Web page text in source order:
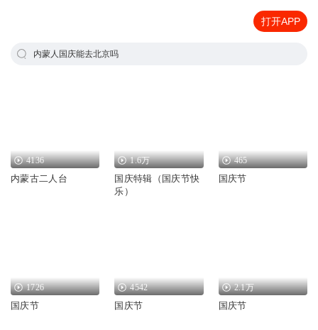
打开APP
内蒙人国庆能去北京吗
4136
内蒙古二人台
1.6万
国庆特辑（国庆节快
乐）
465
国庆节
1726
国庆节
4542
国庆节
2.1万
国庆节